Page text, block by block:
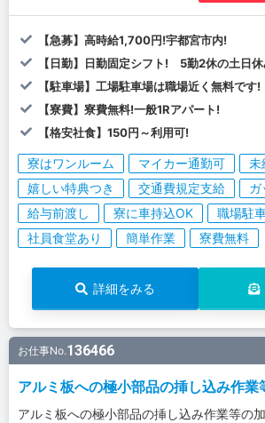
【急募】高時給1,700円!宇都宮市内!
【日勤】日勤固定シフト! 5勤2休の土日休
【駐車場】工場駐車場は職場近く無料です!
【寮費】寮費無料!一般1Rアパート!
【格安社食】150円～利用可!
寮はワンルーム マイカー通勤可
未
嬉しい特典つき
交通費規定支給
ガ
給与前渡し
寮に車持込OK
職場駐
社員食堂あり
簡単作業 寮費無料
詳細をみる
お仕事No.136466
アルミ板への極小部品の挿し込み作業
アルミ板への極小部品の挿し込み作業等の